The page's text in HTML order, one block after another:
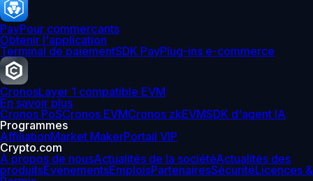
PayPour commerçants
Obtenir l'application
Terminal de paiementSDK PayPlug-ins e-commerce
CronosLayer 1 compatible EVM
En savoir plus
Cronos PoSCronos EVMCronos zkEVMSDK d'agent IA
Programmes
AffiliationMarket MakerPortail VIP
Crypto.com
À propos de nousActualités de la sociétéActualités des
produitsÉvénementsEmploisPartenairesSécuritéLicences &